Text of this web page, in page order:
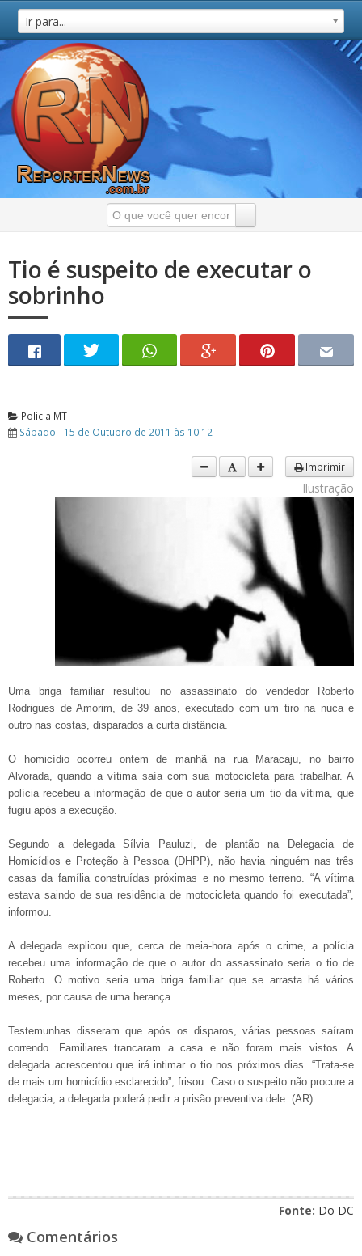
Ir para...
Tio é suspeito de executar o
sobrinho
Policia MT
Sábado - 15 de Outubro de 2011 às 10:12
Imprimir
Ilustração
Uma briga familiar resultou no assassinato do vendedor Roberto
Rodrigues de Amorim, de 39 anos, executado com um tiro na nuca e
outro nas costas, disparados a curta distância.
O homicídio ocorreu ontem de manhã na rua Maracaju, no bairro
Alvorada, quando a vítima saía com sua motocicleta para trabalhar. A
polícia recebeu a informação de que o autor seria um tio da vítima, que
fugiu após a execução.
Segundo a delegada Sílvia Pauluzi, de plantão na Delegacia de
Homicídios e Proteção à Pessoa (DHPP), não havia ninguém nas três
casas da família construídas próximas e no mesmo terreno. “A vítima
estava saindo de sua residência de motocicleta quando foi executada”,
informou.
A delegada explicou que, cerca de meia-hora após o crime, a polícia
recebeu uma informação de que o autor do assassinato seria o tio de
Roberto. O motivo seria uma briga familiar que se arrasta há vários
meses, por causa de uma herança.
Testemunhas disseram que após os disparos, várias pessoas saíram
correndo. Familiares trancaram a casa e não foram mais vistos. A
delegada acrescentou que irá intimar o tio nos próximos dias. “Trata-se
de mais um homicídio esclarecido”, frisou. Caso o suspeito não procure a
delegacia, a delegada poderá pedir a prisão preventiva dele. (AR)
Fonte: Do DC
Comentários